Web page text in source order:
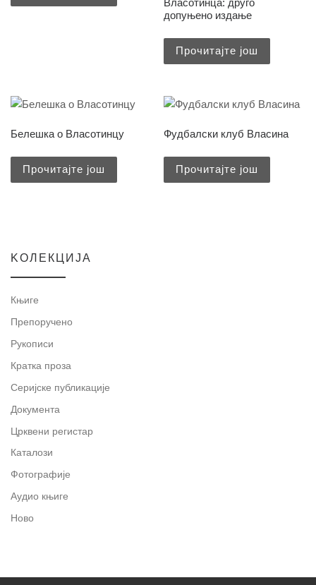
Власотинца: друго
допуњено издање
Прочитајте још
Белешкa о Власотинцу
Прочитајте још
Фудбалски клуб Власина
Прочитајте још
KOЛЕКЦИЈА
Књиге
Препоручено
Рукописи
Кратка проза
Серијске публикације
Документа
Црквени регистар
Каталози
Фотографије
Аудио књиге
Ново